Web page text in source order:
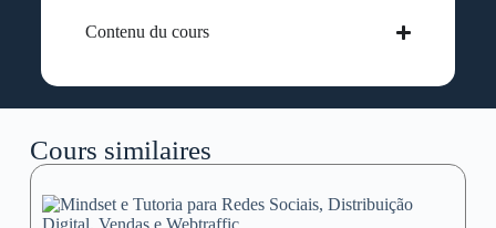
Contenu du cours
Cours similaires